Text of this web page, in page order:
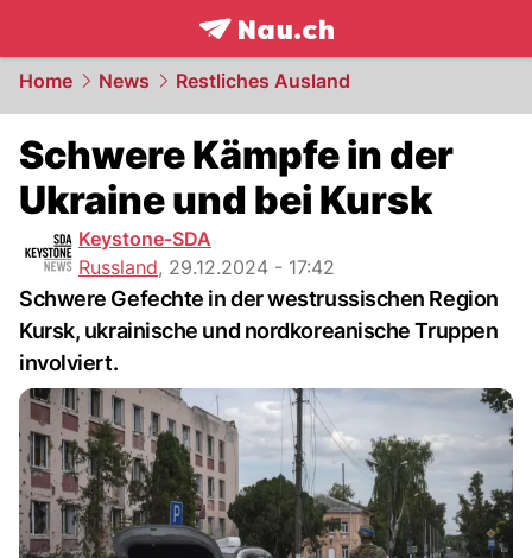
frontpage.NAU.ch
Home News Restliches Ausland
Schwere Kämpfe in der
Ukraine und bei Kursk
Keystone-SDA
Russland, 29.12.2024 - 17:42
Schwere Gefechte in der westrussischen Region
Kursk, ukrainische und nordkoreanische Truppen
involviert.